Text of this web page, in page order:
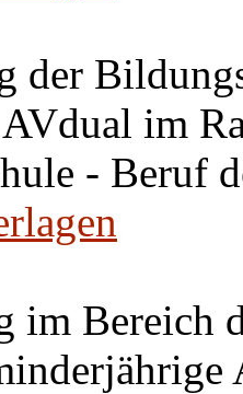
der
im
- Beruf
im Bereich